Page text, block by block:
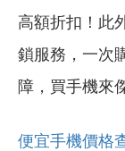
高額折扣！此
鎖服務，一次
障，買手機來
便宜手機價格